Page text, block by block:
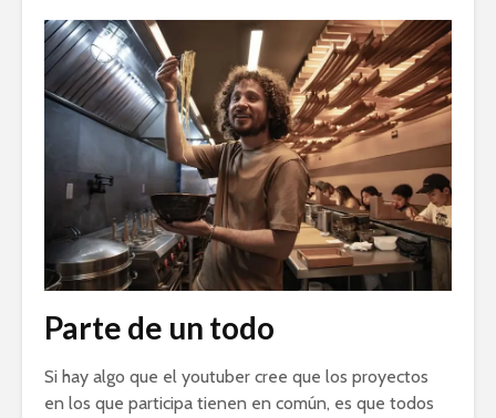
Parte de un todo
Si hay algo que el youtuber cree que los proyectos
en los que participa tienen en común, es que todos